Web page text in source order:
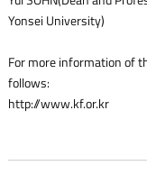
Yonsei University)
For more information of
follows:
http://www.kf.or.kr